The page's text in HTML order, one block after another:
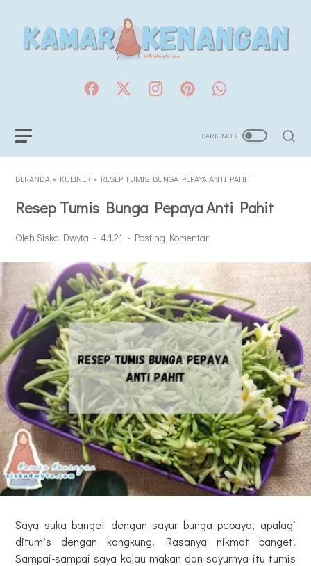
BERANDA » KULINER » RESEP TUMIS BUNGA PEPAYA ANTI PAHIT
Resep Tumis Bunga Pepaya Anti Pahit
Oleh Siska Dwyta 4.1.21 Posting Komentar
Saya suka banget dengan sayur bunga pepaya, apalagi
ditumis dengan kangkung. Rasanya nikmat banget.
Sampai-sampai saya kalau makan dan sayurnya itu tumis